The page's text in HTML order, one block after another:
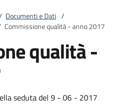
Documenti e Dati /
Commissione qualità - anno 2017
qualità -
seduta del 9 - 06 - 2017